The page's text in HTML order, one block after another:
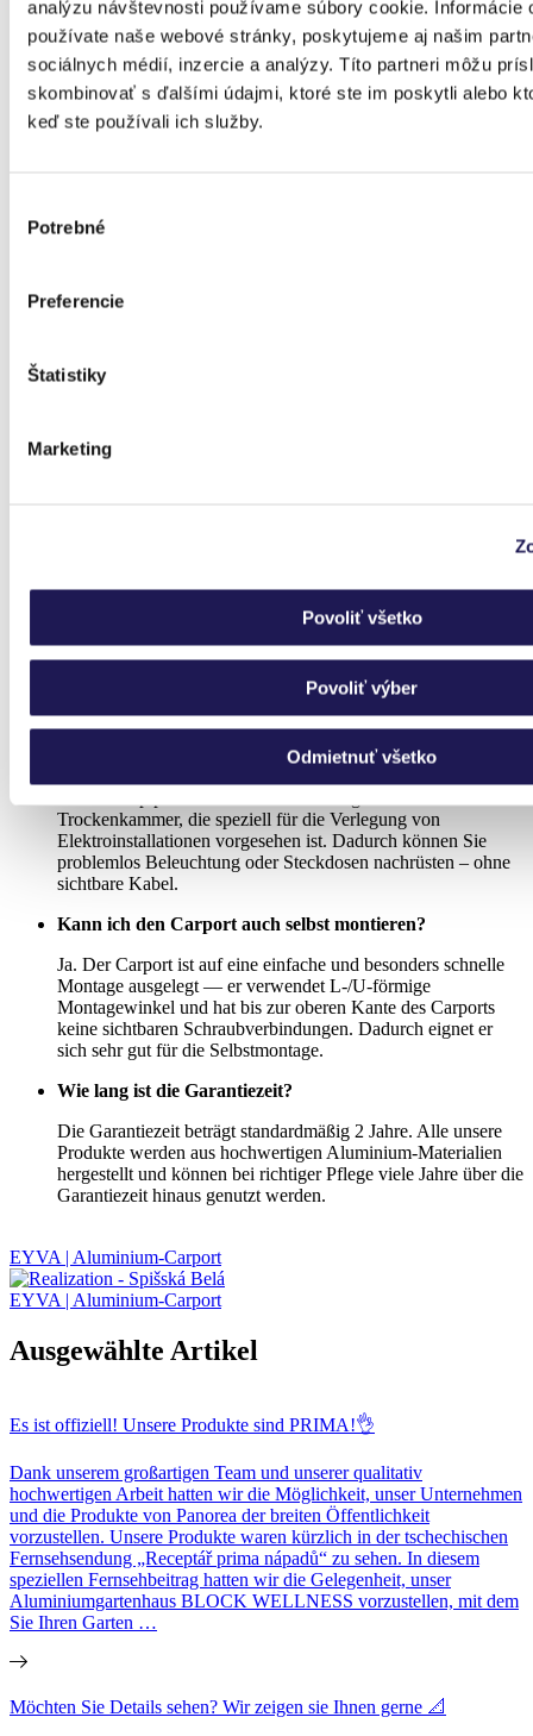
analýzu návštevnosti používame súbory cookie. Informácie
používate naše webové stránky, poskytujeme aj našim
sociálnych médií, inzercie a analýzy. Títo partneri môžu
skombinovať s ďalšími údajmi, ktoré ste im poskytli alebo
keď ste používali ich služby.
súhlasu
Potrebné
Preferencie
Štatistiky
Marketing
Povoliť všetko
Povoliť výber
Odmietnuť všetko
von Luft, Wasserdampf und Regen abgedichtet sind. Der
Carport verfügt zusätzlich über eine umlaufende Dachrinne
sowie ein integriertes Entwässerungssystem, das elegant
durch die Stützen geführt wird.
Hält der Carport einer höheren Schneelast stand?
kg/m²). Wenn eine höhere Schneelast erforderlich ist, wird ein
ca. 190 kg/m² erhöht, und bei über 4500 mm zwei Profile, die
korrosionsbeständig sind. Die Oberflächenbehandlung erfolgt
durch Pulverbeschichtung — standardmäßig in den Farbtönen
Ja. Das Hauptprofil verfügt über einen doppelten Boden, der
speziell für die Montage von Wandpaneelen, Toren und Türen
entwickelt wurde. So können Sie einen offenen Carport
oder einen anderen geschlossenen Bereich umwandeln.
Ist es möglich, Beleuchtung oder Elektroinstallation in
Trockenkammer, die speziell für die Verlegung von
Elektroinstallationen vorgesehen ist. Dadurch können Sie
problemlos Beleuchtung oder Steckdosen nachrüsten – ohne
sichtbare Kabel.
Kann ich den Carport auch selbst montieren?
Ja. Der Carport ist auf eine einfache und besonders schnelle
Montage ausgelegt — er verwendet L-/U-förmige
Montagewinkel und hat bis zur oberen Kante des Carports
keine sichtbaren Schraubverbindungen. Dadurch eignet er
sich sehr gut für die Selbstmontage.
Wie lang ist die Garantiezeit?
Die Garantiezeit beträgt standardmäßig 2 Jahre. Alle unsere
Produkte werden aus hochwertigen Aluminium-Materialien
hergestellt und können bei richtiger Pflege viele Jahre über die
Garantiezeit hinaus genutzt werden.
EYVA | Aluminium-Carport
EYVA | Aluminium-Carport
Ausgewählte Artikel
Es ist offiziell! Unsere Produkte sind PRIMA!👌
Dank unserem großartigen Team und unserer qualitativ
hochwertigen Arbeit hatten wir die Möglichkeit, unser Unternehmen
und die Produkte von Panorea der breiten Öffentlichkeit
vorzustellen. Unsere Produkte waren kürzlich in der tschechischen
Fernsehsendung „Receptář prima nápadů“ zu sehen. In diesem
speziellen Fernsehbeitrag hatten wir die Gelegenheit, unser
Aluminiumgartenhaus BLOCK WELLNESS vorzustellen, mit dem
Sie Ihren Garten …
Möchten Sie Details sehen? Wir zeigen sie Ihnen gerne 📐